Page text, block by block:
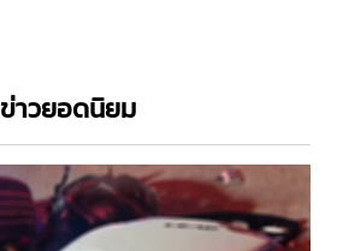
ข่าวยอดนิยม